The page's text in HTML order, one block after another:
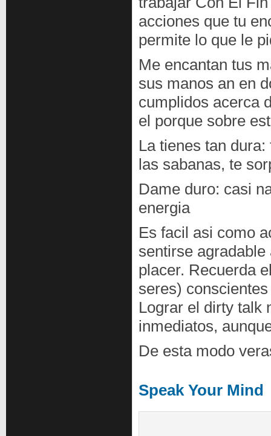
acciones que tu
permite lo que le
Me encantan tus
sus manos an en
cumplidos acerca
el porque sobre
La tienes tan
las sabanas, te
Dame duro: casi
energia
Es facil asi­ como
sentirse
placer. Recuerda
seres)
Lograr el dirty talk
inmediatos,
De esta modo
Speak Your Mind